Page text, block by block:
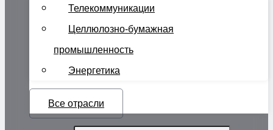
Телекоммуникации
Целлюлозно-бумажная
промышленность
Энергетика
Все отрасли